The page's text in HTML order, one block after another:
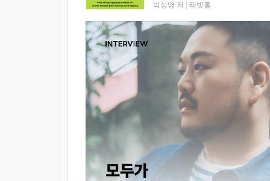
박상영 저 래빗홀